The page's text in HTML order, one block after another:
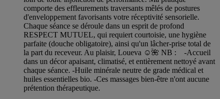
comporte des effleurements traversants mêlés de postures
d'enveloppement favorisants votre réceptivité sensorielle.
Chaque séance se déroule dans un esprit de profond
RESPECT MUTUEL, qui requiert courtoisie, une hygiène
parfaite (douche obligatoire), ainsi qu'un lâcher-prise total de
la part du receveur. Au plaisir, Loueva ☺️🌺 NB : -Accueil
dans un décor apaisant, climatisé, et entièrement nettoyé avant
chaque séance. -Huile minérale neutre de grade médical et
huiles essentielles bio. -Ces massages bien-être n'ont aucune
prétention thérapeutique.